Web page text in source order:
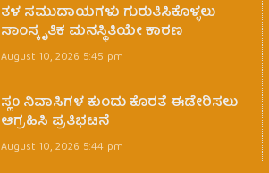
ತಳ ಸಮುದಾಯಗಳು ಗುರುತಿಸಿಕೊಳ್ಳಲು
ಸಾಂಸ್ಕೃತಿಕ ಮನಸ್ಥಿತಿಯೇ ಕಾರಣ
August 10, 2026 5:45 pm
ಸ್ಲ0 ನಿವಾಸಿಗಳ ಕುಂದು ಕೊರತೆ ಈಡೇರಿಸಲು
ಆಗ್ರಹಿಸಿ ಪ್ರತಿಭಟನೆ
August 10, 2026 5:44 pm